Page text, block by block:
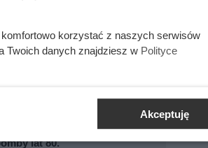
lat 80.
korzystać z naszych serwisów
Twoich danych znajdziesz w Polityce
Akceptuję